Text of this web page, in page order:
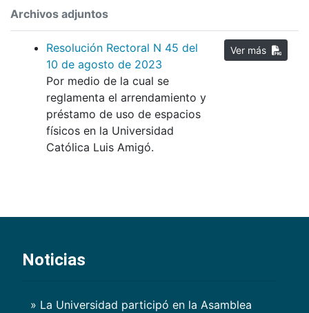
Archivos adjuntos
Resolución Rectoral N 45 del
10 de agosto de 2023
Por medio de la cual se
reglamenta el arrendamiento y
préstamo de uso de espacios
físicos en la Universidad
Católica Luis Amigó.
Noticias
» La Universidad participó en la Asamblea